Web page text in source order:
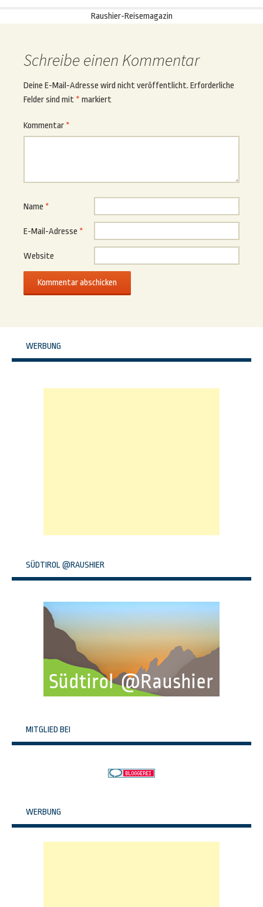
Raushier-Reisemagazin
Schreibe einen Kommentar
Deine E-Mail-Adresse wird nicht veröffentlicht. Erforderliche
Felder sind mit * markiert
Kommentar *
Name *
E-Mail-Adresse *
Website
WERBUNG
SÜDTIROL @RAUSHIER
MITGLIED BEI
WERBUNG